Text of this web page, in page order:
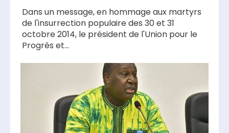
Dans un message, en hommage aux martyrs
de l'insurrection populaire des 30 et 31
octobre 2014, le président de l'Union pour le
Progrès et...